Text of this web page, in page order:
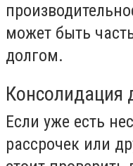
может быть
долгом.
Консолидация
Если уже есть
рассрочек или